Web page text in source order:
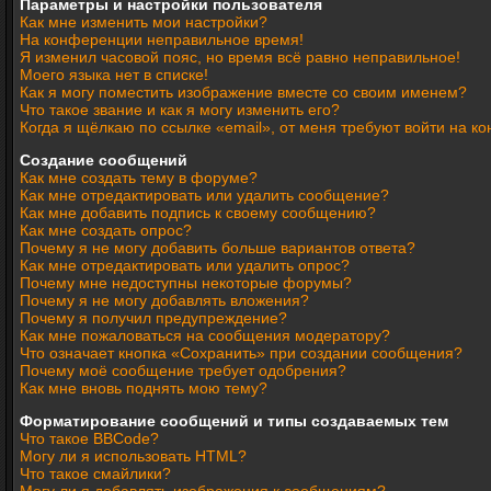
Параметры и настройки пользователя
Как мне изменить мои настройки?
На конференции неправильное время!
Я изменил часовой пояс, но время всё равно неправильное!
Моего языка нет в списке!
Как я могу поместить изображение вместе со своим именем?
Что такое звание и как я могу изменить его?
Когда я щёлкаю по ссылке «email», от меня требуют войти на
Создание сообщений
Как мне создать тему в форуме?
Как мне отредактировать или удалить сообщение?
Как мне добавить подпись к своему сообщению?
Как мне создать опрос?
Почему я не могу добавить больше вариантов ответа?
Как мне отредактировать или удалить опрос?
Почему мне недоступны некоторые форумы?
Почему я не могу добавлять вложения?
Почему я получил предупреждение?
Как мне пожаловаться на сообщения модератору?
Что означает кнопка «Сохранить» при создании сообщения?
Почему моё сообщение требует одобрения?
Как мне вновь поднять мою тему?
Форматирование сообщений и типы создаваемых тем
Что такое BBCode?
Могу ли я использовать HTML?
Что такое смайлики?